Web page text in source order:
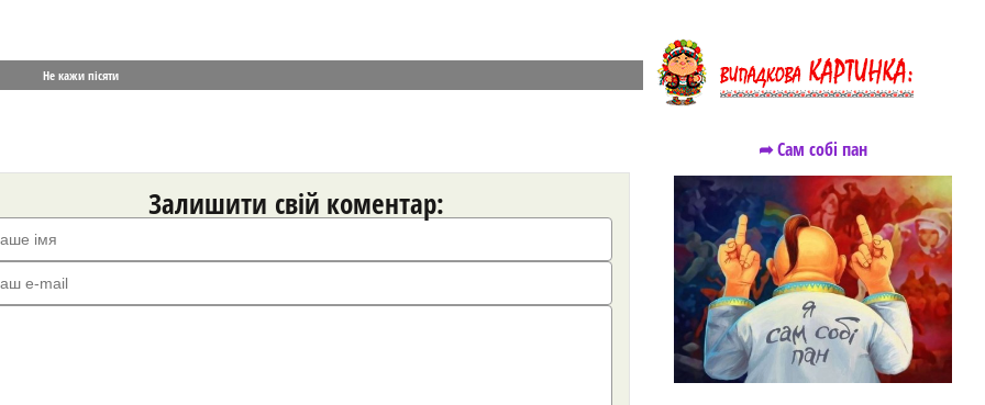
Не кажи пісяти
Залишити свій коментар:
➦ Сам собі пан